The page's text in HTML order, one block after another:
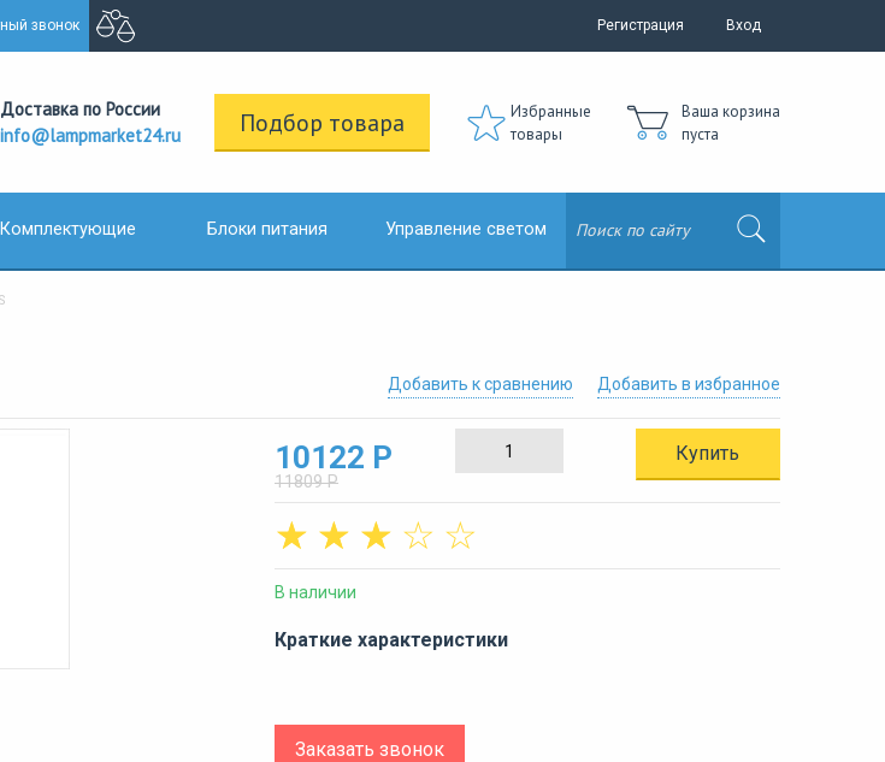
звонок Регистрация Вход
Доставка по России
info@lampmarket24.ru
Подбор товара
Избранные
товары
Ваша корзина
пуста
Комплектующие Блоки питания Управление светом
Добавить в избранное
Добавить к сравнению
10122 Р
11809 Р
Купить
☆
☆
☆
☆
☆
В наличии
Краткие характеристики
Заказать звонок